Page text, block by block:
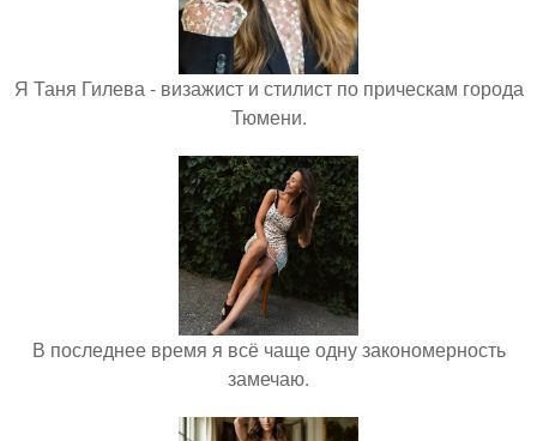
Я Таня Гилева - визажист и стилист по прическам города
Тюмени.
В последнее время я всё чаще одну закономерность
замечаю.